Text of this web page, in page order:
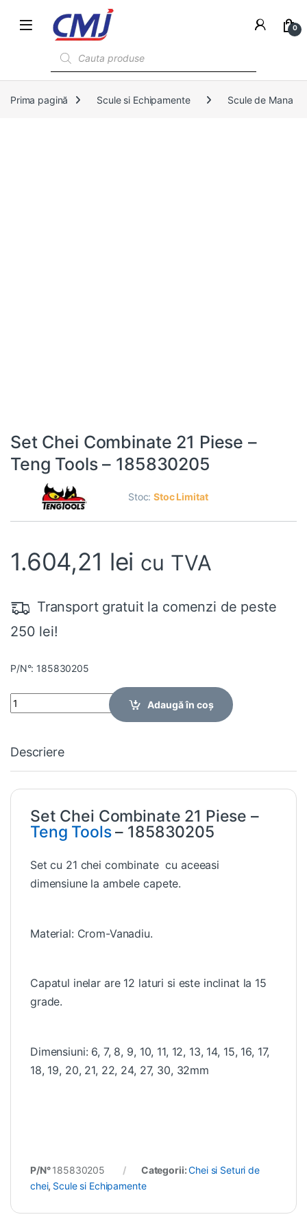
0
Prima pagină Scule si Echipamente Scule de Mana
Set Chei Combinate 21 Piese –
Teng Tools – 185830205
Stoc:Stoc Limitat
1.604,21 lei cu TVA
Transport gratuit la comenzi de peste
250 lei!
P/N°: 185830205
Quantity
Adaugă în coș
Descriere
Set Chei Combinate 21 Piese –
Teng Tools– 185830205
Set cu 21 chei combinate cu aceeasi
dimensiune la ambele capete.
Material: Crom-Vanadiu.
Capatul inelar are 12 laturi si este inclinat la 15
grade.
Dimensiuni: 6, 7, 8, 9, 10, 11, 12, 13, 14, 15, 16, 17,
18, 19, 20, 21, 22, 24, 27, 30, 32mm
P/N°185830205 Categorii:Chei si Seturi de
chei, Scule si Echipamente